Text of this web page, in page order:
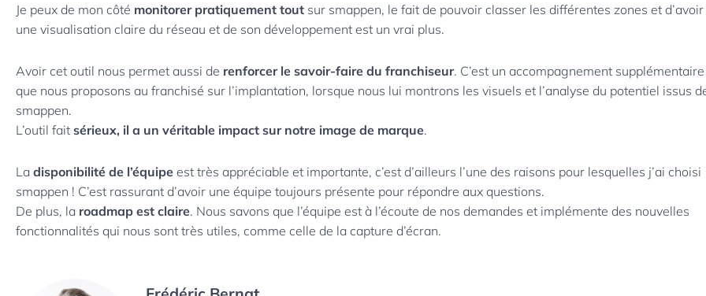
Je peux de mon côté monitorer pratiquement tout sur smappen, le fait de pouvoir classer les différentes zones et d’avoir
une visualisation claire du réseau et de son développement est un vrai plus.
Avoir cet outil nous permet aussi de renforcer le savoir-faire du franchiseur. C’est un accompagnement supplémentaire
que nous proposons au franchisé sur l’implantation, lorsque nous lui montrons les visuels et l’analyse du potentiel issus
smappen.
L’outil fait sérieux, il a un véritable impact sur notre image de marque.
La disponibilité de l’équipe est très appréciable et importante, c’est d’ailleurs l’une des raisons pour lesquelles j’ai choisi
smappen ! C’est rassurant d’avoir une équipe toujours présente pour répondre aux questions.
De plus, la roadmap est claire. Nous savons que l’équipe est à l’écoute de nos demandes et implémente des nouvelles
fonctionnalités qui nous sont très utiles, comme celle de la capture d’écran.